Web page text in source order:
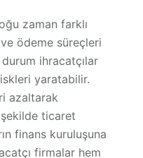
zaman farklı
ve ödeme süreçleri
ihracatçılar
yaratabilir.
azaltarak
şekilde ticaret
finans kuruluşuna
firmalar hem